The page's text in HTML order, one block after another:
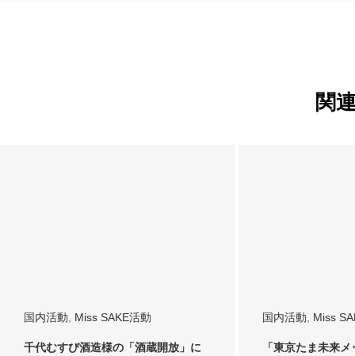
関
国内活動 Miss SAKE活動
千代むすび酒造様の「酒蔵開放」に
国内活動 Miss
「東京たま未来